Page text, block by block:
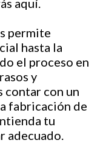
aquí.
permite
hasta la
el proceso en
y
contar con un
fabricación de
tu
adecuado.